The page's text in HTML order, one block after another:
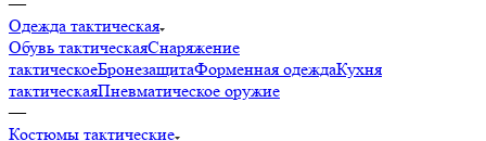
Одежда тактическая
Обувь тактическаяСнаряжение
тактическоеБронезащитаФорменная одеждаКухня
тактическаяПневматическое оружие
—
Костюмы тактические